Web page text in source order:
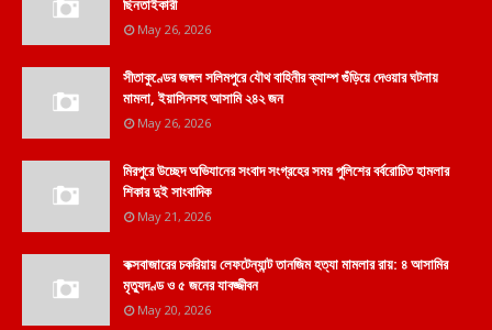
ছিনতাইকারী
May 26, 2026
সীতাকুণ্ডের জঙ্গল সলিমপুরে যৌথ বাহিনীর ক্যাম্প গুঁড়িয়ে দেওয়ার ঘটনায়
মামলা, ইয়াসিনসহ আসামি ২৪২ জন
May 26, 2026
মিরপুরে উচ্ছেদ অভিযানের সংবাদ সংগ্রহের সময় পুলিশের বর্বরোচিত হামলার
শিকার দুই সাংবাদিক
May 21, 2026
কক্সবাজারের চকরিয়ায় লেফটেন্যান্ট তানজিম হত্যা মামলার রায়: ৪ আসামির
মৃত্যুদণ্ড ও ৫ জনের যাবজ্জীবন
May 20, 2026